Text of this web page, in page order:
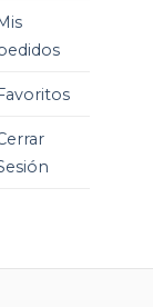
Mis
Favoritos